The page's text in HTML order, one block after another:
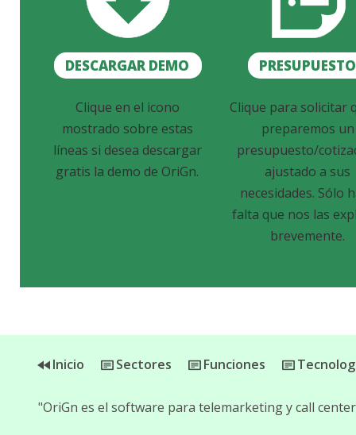
DESCARGAR DEMO PRESUPUESTO
Clique en el icono
mostrado sobre estas
líneas si desea descargar
gratis la demo de OriGn.
Clique para solicitar
preparemos un
presupuesto/
ajustado a sus
necesidades. Sólo
falta que nos las
brevemente.
Inicio Sectores Funciones
"OriGn es el software para telemarketing y call